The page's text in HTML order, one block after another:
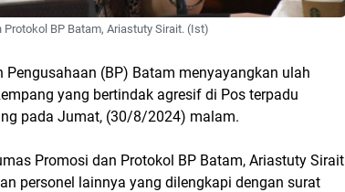
BP Batam, Ariastuty Sirait. (Ist)
Pengusahaan (BP) Batam menyayangkan ulah
yang bertindak agresif di Pos terpadu
pada Jumat, (30/8/2024) malam.
Promosi dan Protokol BP Batam, Ariastuty Sirait
personel lainnya yang dilengkapi dengan surat